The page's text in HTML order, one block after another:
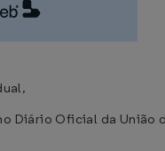
Diário Oficial da União